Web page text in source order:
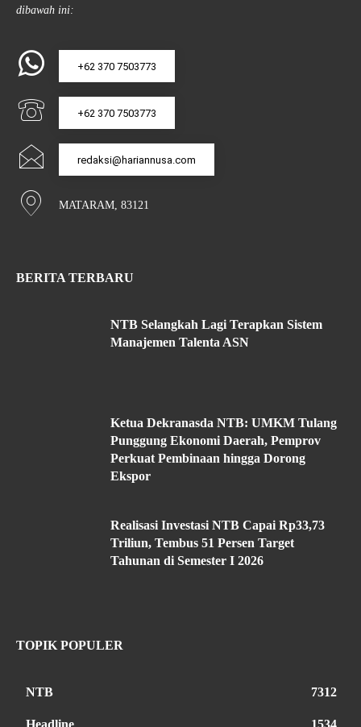
dibawah ini:
+62 370 7503773
+62 370 7503773
redaksi@hariannusa.com
MATARAM, 83121
BERITA TERBARU
NTB Selangkah Lagi Terapkan Sistem
Manajemen Talenta ASN
Ketua Dekranasda NTB: UMKM Tulang
Punggung Ekonomi Daerah, Pemprov
Perkuat Pembinaan hingga Dorong
Ekspor
Realisasi Investasi NTB Capai Rp33,73
Triliun, Tembus 51 Persen Target
Tahunan di Semester I 2026
TOPIK POPULER
NTB 7312
Headline 1534